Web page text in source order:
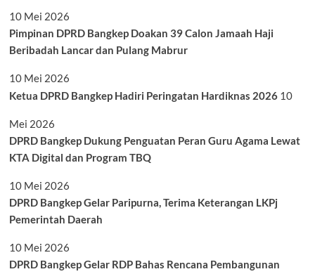
10 Mei 2026
Pimpinan DPRD Bangkep Doakan 39 Calon Jamaah Haji
Beribadah Lancar dan Pulang Mabrur
10 Mei 2026
Ketua DPRD Bangkep Hadiri Peringatan Hardiknas 2026 10
Mei 2026
DPRD Bangkep Dukung Penguatan Peran Guru Agama Lewat
KTA Digital dan Program TBQ
10 Mei 2026
DPRD Bangkep Gelar Paripurna, Terima Keterangan LKPj
Pemerintah Daerah
10 Mei 2026
DPRD Bangkep Gelar RDP Bahas Rencana Pembangunan